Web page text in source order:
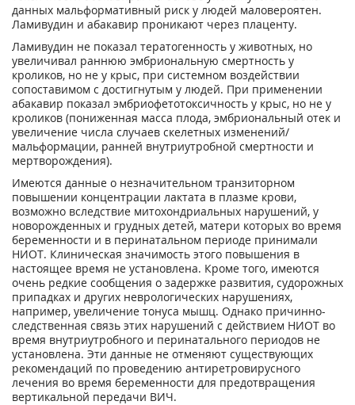
данных мальформативный риск у людей маловероятен.
Ламивудин и абакавир проникают через плаценту.
Ламивудин не показал тератогенность у животных, но
увеличивал раннюю эмбриональную смертность у
кроликов, но не у крыс, при системном воздействии
сопоставимом с достигнутым у людей. При применении
абакавир показал эмбриофетотоксичность у крыс, но не у
кроликов (пониженная масса плода, эмбриональный отек и
увеличение числа случаев скелетных изменений/
мальформации, ранней внутриутробной смертности и
мертворождения).
Имеются данные о незначительном транзиторном
повышении концентрации лактата в плазме крови,
возможно вследствие митохондриальных нарушений, у
новорожденных и грудных детей, матери которых во время
беременности и в перинатальном периоде принимали
НИОТ. Клиническая значимость этого повышения в
настоящее время не установлена. Кроме того, имеются
очень редкие сообщения о задержке развития, судорожных
припадках и других неврологических нарушениях,
например, увеличение тонуса мышц. Однако причинно-
следственная связь этих нарушений с действием НИОТ во
время внутриутробного и перинатального периодов не
установлена. Эти данные не отменяют существующих
рекомендаций по проведению антиретровирусного
лечения во время беременности для предотвращения
вертикальной передачи ВИЧ.